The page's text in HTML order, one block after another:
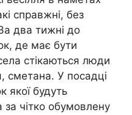
справжні, без
За два тижні до
де має бути
стікаються люди
сметана. У посадці
якої будуть
за чітко обумовлену